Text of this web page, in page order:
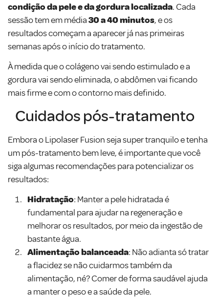
condição da pele e da gordura localizada. Cada
sessão tem em média30 a 40 minutos, e os
resultados começam a aparecer já nas primeiras
semanas após o início do tratamento.
À medida que o colágeno vai sendo estimulado e a
gordura vai sendo eliminada, o abdômen vai ficando
mais firme e com o contorno mais definido.
Cuidados pós-tratamento
Embora o Lipolaser Fusion seja super tranquilo e tenha
um pós-tratamento bem leve, é importante que você
siga algumas recomendações para potencializar os
resultados:
Hidratação: Manter a pele hidratada é
fundamental para ajudar na regeneração e
melhorar os resultados, por meio da ingestão de
bastante água.
Alimentação balanceada: Não adianta só tratar
a flacidez se não cuidarmos também da
alimentação, né? Comer de forma saudável ajuda
a manter o peso e a saúde da pele.